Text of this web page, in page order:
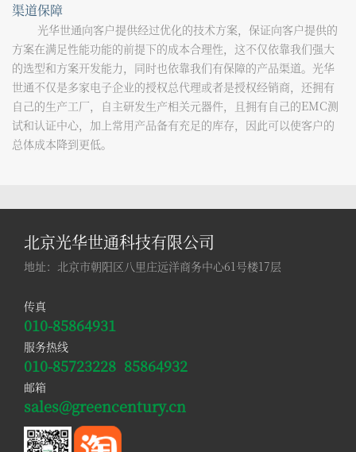
渠道保障
光华世通向客户提供经过优化的技术方案，保证向客户提供的
方案在满足性能功能的前提下的成本合理性，这不仅依靠我们强大
的选型和方案开发能力，同时也依靠我们有保障的产品渠道。光华
世通不仅是多家电子企业的授权总代理或者是授权经销商， 还拥有
自己的生产工厂，自主研发生产相关元器件，且拥有自己的EMC测
试和认证中心， 加上常用产品备有充足的库存，因此可以使客户的
总体成本降到更低。
北京光华世通科技有限公司
地址：北京市朝阳区八里庄远洋商务中心61号楼17层
传真
010-85864931
服务热线
010-85723228 85864932
邮箱
sales@greencentury.cn